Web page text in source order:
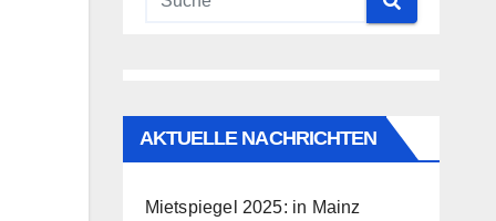
AKTUELLE NACHRICHTEN
Mietspiegel 2025: in Mainz